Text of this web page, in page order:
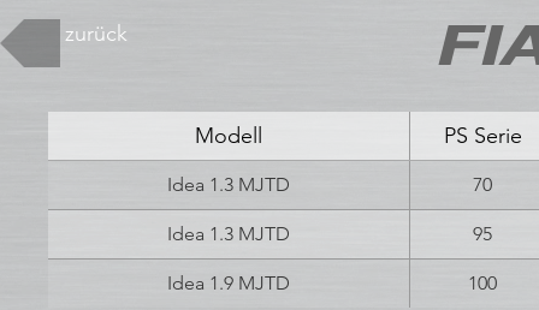
Modell PS Serie
Idea 1.3 MJTD 70
Idea 1.3 MJTD 95
Idea 1.9 MJTD 100
zurück